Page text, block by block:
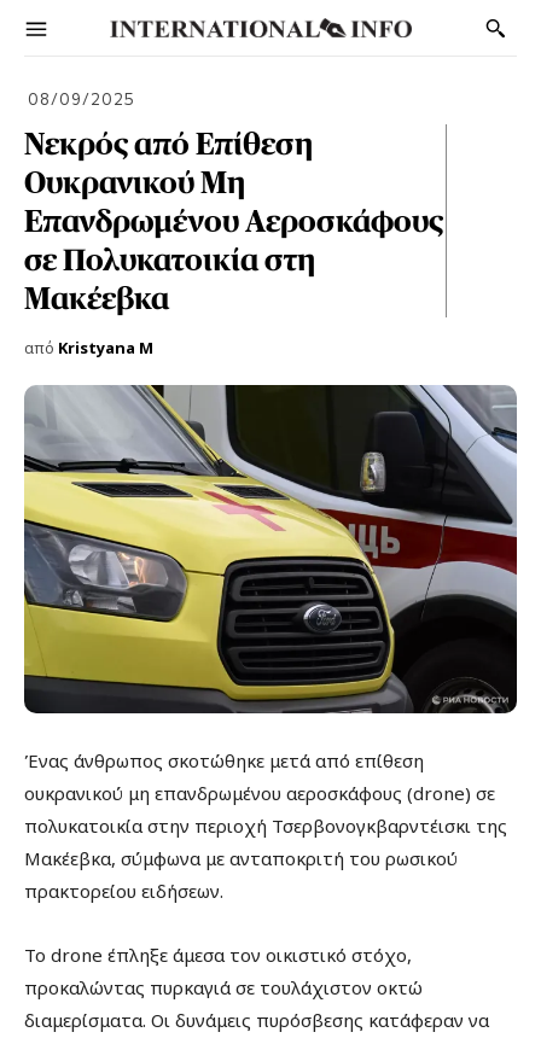
08/09/2025
Νεκρός από Επίθεση
Ουκρανικού Μη
Επανδρωμένου Αεροσκάφους
σε Πολυκατοικία στη
Μακέεβκα
από Kristyana M
Ένας άνθρωπος σκοτώθηκε μετά από επίθεση
ουκρανικού μη επανδρωμένου αεροσκάφους (drone) σε
πολυκατοικία στην περιοχή Τσερβονογκβαρντέισκι της
Μακέεβκα, σύμφωνα με ανταποκριτή του ρωσικού
πρακτορείου ειδήσεων.
Το drone έπληξε άμεσα τον οικιστικό στόχο,
προκαλώντας πυρκαγιά σε τουλάχιστον οκτώ
διαμερίσματα. Οι δυνάμεις πυρόσβεσης κατάφεραν να